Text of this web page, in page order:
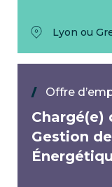
Lyon ou
Offre
Chargé(e)
Gestion